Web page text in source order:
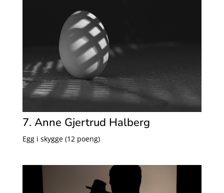
7. Anne Gjertrud Halberg
Egg i skygge (12 poeng)